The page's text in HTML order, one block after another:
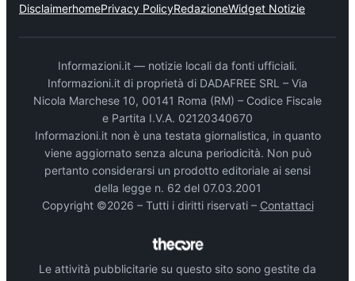
DisclaimerhomePrivacy PolicyRedazioneWidget Notizie
Informazioni.it — notizie locali da fonti ufficiali.
Informazioni.it di proprietà di DADAFREE SRL – Via
Nicola Marchese 10, 00141 Roma (RM) – Codice Fiscale
e Partita I.V.A. 02120340670
Informazioni.it non è una testata giornalistica, in quanto
viene aggiornato senza alcuna periodicità. Non può
pertanto considerarsi un prodotto editoriale ai sensi
della legge n. 62 del 07.03.2001
Copyright ©2026 – Tutti i diritti riservati – Contattaci
Le attività pubblicitarie su questo sito sono gestite da